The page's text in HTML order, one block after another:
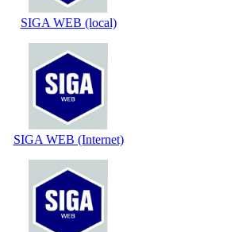
SIGA WEB (local)
SIGA WEB (Internet)